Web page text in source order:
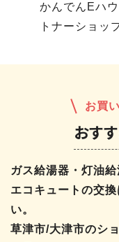
かんでんEハ
トナーショッ
お買
おす
ガス給湯器・灯油
エコキュートの交
い。
草津市/大津市のシ